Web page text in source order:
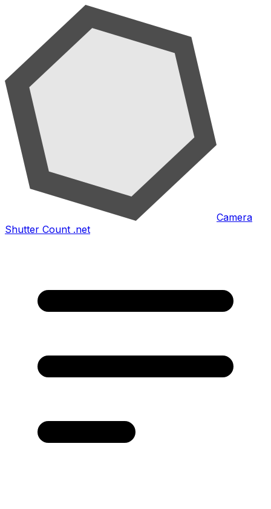
Camera
Shutter Count .net